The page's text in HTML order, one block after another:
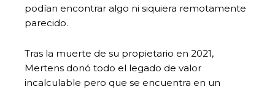
podían encontrar algo ni siquiera remotamente
parecido.
Tras la muerte de su propietario en 2021,
Mertens donó todo el legado de valor
incalculable pero que se encuentra en un